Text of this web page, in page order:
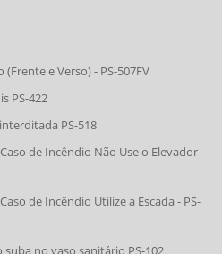
e Verso) - PS-507FV
PS-422
PS-518
de Incêndio Não Use o Elevador -
de Incêndio Utilize a Escada - PS-